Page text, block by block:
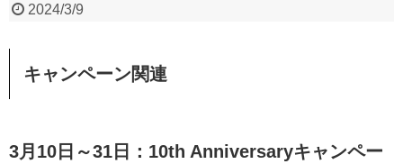
2024/3/9
キャンペーン関連
3月10日～31日：10th Anniversaryキャンペー